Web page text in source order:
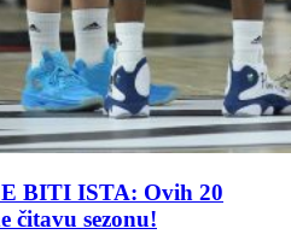
BITI ISTA: Ovih 20
čitavu sezonu!